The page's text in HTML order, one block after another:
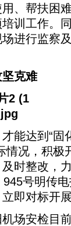
、帮扶困
训工作。
进行监察
克难
达到“固
情况，积极
时整改，
号明传
即对标开
安检目